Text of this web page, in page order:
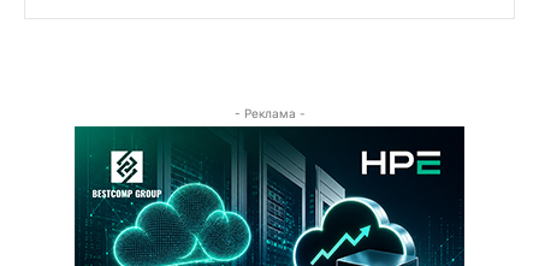
- Реклама -